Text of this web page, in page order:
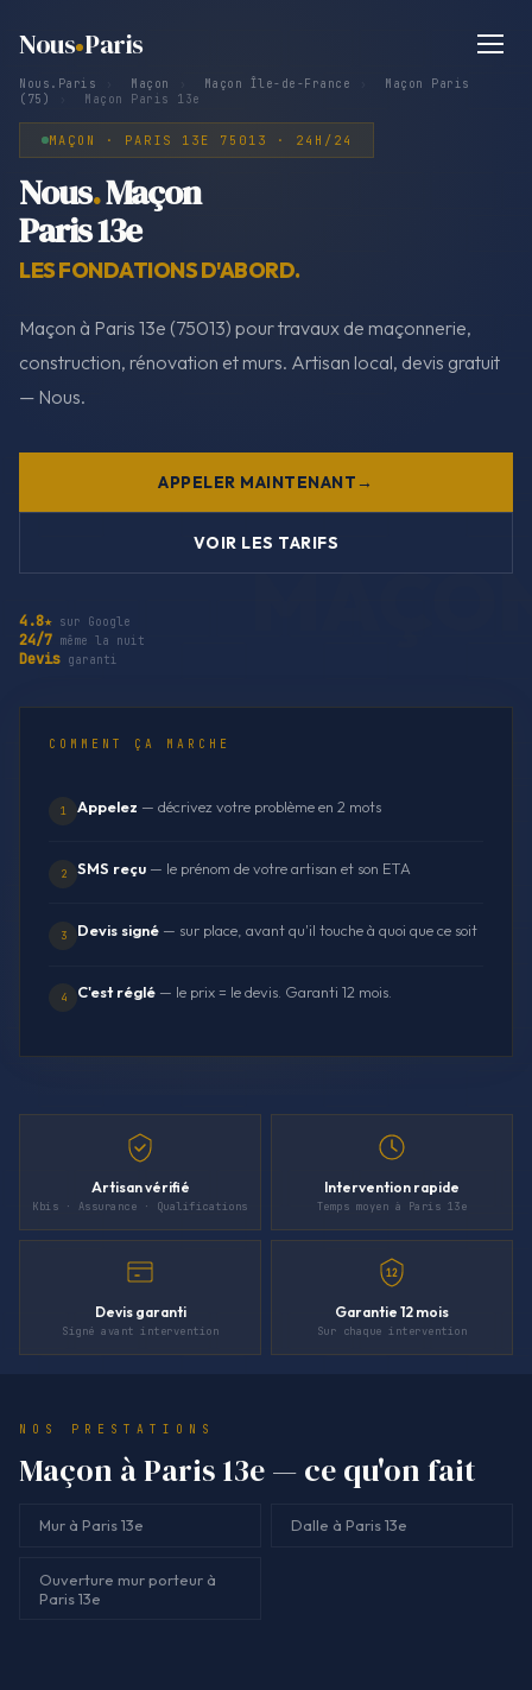
Nous Paris
Nous.Paris Maçon Maçon Île-de-France
Maçon Paris
(75)
Maçon Paris 13e
MAÇON · PARIS 13E 75013 · 24H/24
Nous.Maçon
Paris 13e
LES FONDATIONS D'ABORD.
Maçon à Paris 13e (75013) pour travaux de maçonnerie,
construction, rénovation et murs. Artisan local, devis gratuit
— Nous.
APPELER MAINTENANT
VOIR LES TARIFS
4.8★ sur Google
24/7 même la nuit
Devis garanti
COMMENT ÇA MARCHE
1 Appelez — décrivez votre problème en 2 mots
2 SMS reçu — le prénom de votre artisan et son ETA
3 Devis signé — sur place, avant qu'il touche à quoi que ce soit
4 C'est réglé — le prix = le devis. Garanti 12 mois.
Artisan vérifié
Kbis · Assurance · Qualifications
Intervention rapide
Temps moyen à Paris 13e
Devis garanti
Signé avant intervention
12
Garantie 12 mois
Sur chaque intervention
NOS PRESTATIONS
Maçon à Paris 13e — ce qu'on fait
Mur à Paris 13e Dalle à Paris 13e
Ouverture mur porteur à
Paris 13e